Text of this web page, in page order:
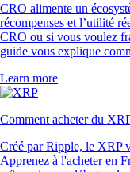
CRO alimente un
récompenses et l’utilité
CRO ou si vous voulez
guide vous explique
Learn more
Comment acheter du
Créé par Ripple, le XRP
Apprenez à l'acheter en